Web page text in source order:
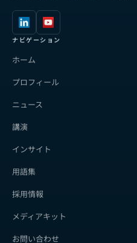
ナビゲーション
ホーム
プロフィール
ニュース
講演
インサイト
用語集
採用情報
メディアキット
お問い合わせ